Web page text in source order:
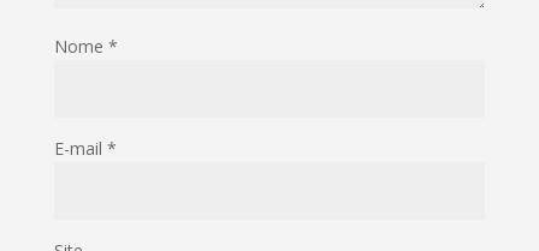
Nome *
E-mail *